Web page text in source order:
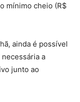
mínimo cheio (R$
ainda é possível
a
junto ao